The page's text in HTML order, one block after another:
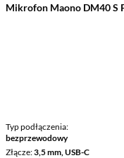
Mikrofon Maono DM40 S
Typ podłączenia
bezprzewodowy
Złącze 3,5 mm, USB-C